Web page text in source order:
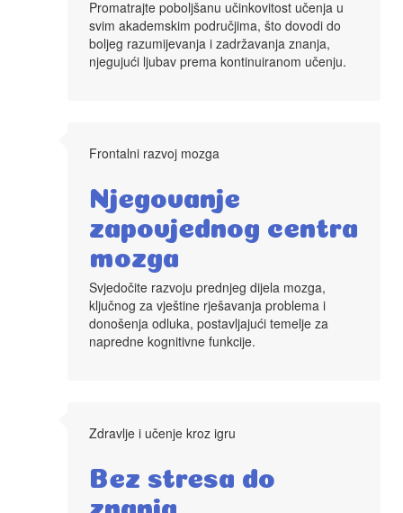
Promatrajte poboljšanu učinkovitost učenja u
svim akademskim područjima, što dovodi do
boljeg razumijevanja i zadržavanja znanja,
njegujući ljubav prema kontinuiranom učenju.
Frontalni razvoj mozga
Njegovanje
zapovjednog centra
mozga
Svjedočite razvoju prednjeg dijela mozga,
ključnog za vještine rješavanja problema i
donošenja odluka, postavljajući temelje za
napredne kognitivne funkcije.
Zdravlje i učenje kroz igru
Bez stresa do
znanja